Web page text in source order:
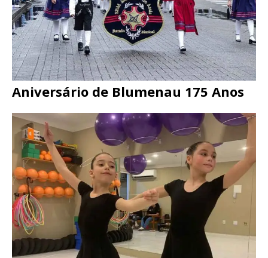
Aniversário de Blumenau 175 Anos